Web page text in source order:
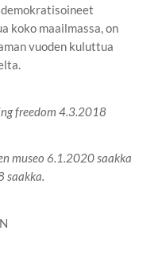
koko maailmassa, on
vuoden kuluttua
freedom 4.3.2018
museo 6.1.2020 saakka
saakka.